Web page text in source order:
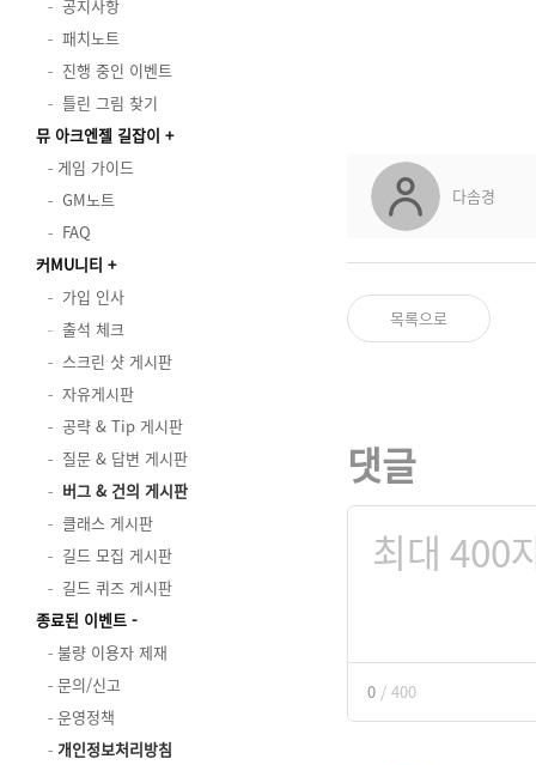
공지사항
패치노트
진행 중인 이벤트
틀린 그림 찾기
뮤 아크엔젤 길잡이
게임 가이드
GM노트
FAQ
커MU니티
가입 인사
출석 체크
스크린 샷 게시판
자유게시판
공략 & Tip 게시판
질문 & 답변 게시판
버그 & 건의 게시판
클래스 게시판
길드 모집 게시판
길드 퀴즈 게시판
종료된 이벤트
불량 이용자 제재
문의/신고
운영정책
개인정보처리방침
다솜경
목록으로
댓글
0 / 400